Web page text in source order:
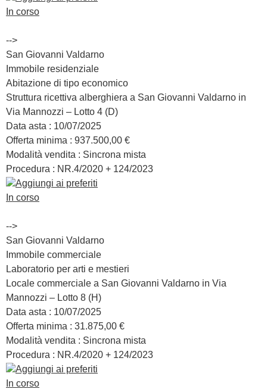
In corso
-->
San Giovanni Valdarno
Immobile residenziale
Abitazione di tipo economico
Struttura ricettiva alberghiera a San Giovanni Valdarno in
Via Mannozzi – Lotto 4 (D)
Data asta : 10/07/2025
Offerta minima : 937.500,00 €
Modalità vendita : Sincrona mista
Procedura : NR.4/2020 + 124/2023
Aggiungi ai preferiti
In corso
-->
San Giovanni Valdarno
Immobile commerciale
Laboratorio per arti e mestieri
Locale commerciale a San Giovanni Valdarno in Via
Mannozzi – Lotto 8 (H)
Data asta : 10/07/2025
Offerta minima : 31.875,00 €
Modalità vendita : Sincrona mista
Procedura : NR.4/2020 + 124/2023
Aggiungi ai preferiti
In corso